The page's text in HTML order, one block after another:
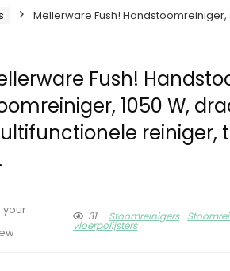
Mellerware Fush!
Fush!
1050 W,
reiniger,
your
31 Stoomreinigers
vloerpolijsters